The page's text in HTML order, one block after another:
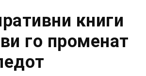
книги
го променат